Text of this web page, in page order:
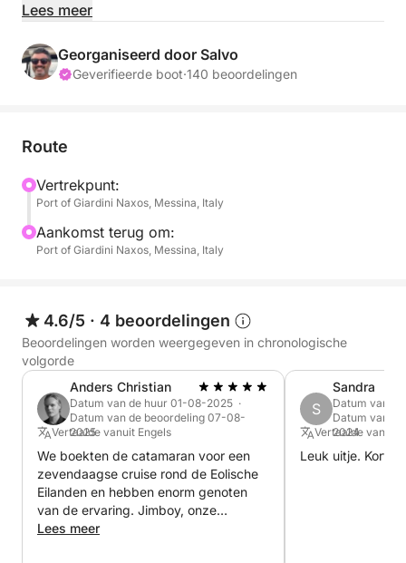
zee vanuit een uniek perspectief ervaren, in het
De catamaran vaart rustig langs de ruige kustlijn en
hoogtepunten is het beroemde Isola Bella, met zijn
verbindt, en de fascinerende zeegrotten in de
omgeving.
Verder langs de kust bereikt de boot rustige baaien
spectaculaire rotsformaties bewonderen, gevormd
door de tijd.
Een van de meest sfeervolle stops van de dag is de
Baia delle Sirene, een betoverende plek midden in
de natuur, perfect om te zwemmen in het kalme,
De zeiltocht gaat verder naar de beroemde Blauwe
Grot, waar gasten kunnen ontspannen, zwemmen of
snorkelen in het heldere water dat wordt verlicht
Lees meer
Georganiseerd door Salvo
Geverifieerde boot·140 beoordelingen
Route
Vertrekpunt:
Port of Giardini Naxos, Messina, Italy
Aankomst terug om:
Port of Giardini Naxos, Messina, Italy
4.6/5 · 4 beoordelingen
Beoordelingen worden weergegeven in chronologische
volgorde
Anders Christian
Datum van de huur 01-08-2025 ·
Datum van de beoordeling 07-08-
2025
Vertaalde vanuit Engels
We boekten de catamaran voor een
zevendaagse cruise rond de Eolische
Eilanden en hebben enorm genoten
van de ervaring. Jimboy, onze
schipper, was een geweldige gastheer
Lees meer
S
Sandra
Datum van
Datum van
2024
Vertaalde vanuit
Leuk uitje. Kort,